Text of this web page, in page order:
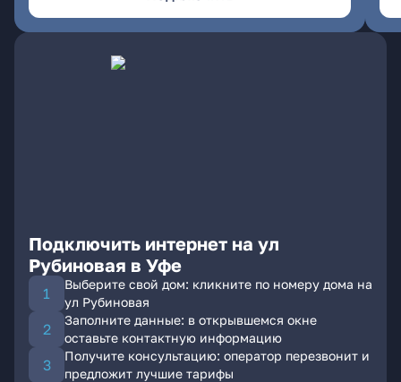
Подключить интернет на ул
Рубиновая в Уфе
Выберите свой дом: кликните по номеру дома на
ул Рубиновая
Заполните данные: в открывшемся окне
оставьте контактную информацию
Получите консультацию: оператор перезвонит и
предложит лучшие тарифы